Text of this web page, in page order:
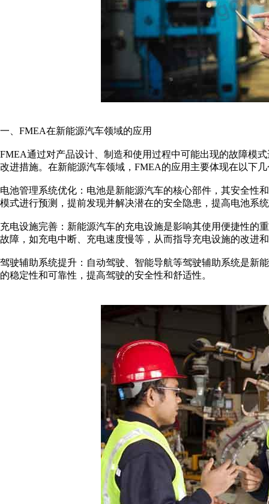
一、FMEA在新能源汽车领域的应用
FMEA通过对产品设计、制造和使用过程中可能出现的故障模
改进措施。在新能源汽车领域，FMEA的应用主要体现在以下
电池管理系统优化：电池是新能源汽车的核心部件，其安全性
模式进行预测，提前发现并解决潜在的安全隐患，提高电池系
充电设施完善：新能源汽车的充电设施是影响其使用便捷性的
故障，如充电中断、充电速度慢等，从而指导充电设施的改进
驾驶辅助系统提升：自动驾驶、智能导航等驾驶辅助系统是新
的稳定性和可靠性，提高驾驶的安全性和舒适性。